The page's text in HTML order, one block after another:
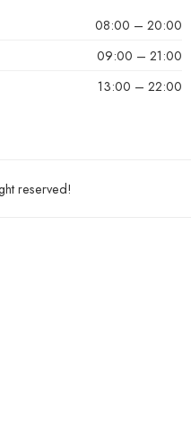
08:00 – 20:00
09:00 – 21:00
13:00 – 22:00
reserved!